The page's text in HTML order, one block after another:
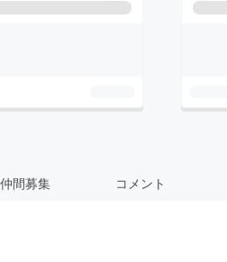
仲間募集 コメント